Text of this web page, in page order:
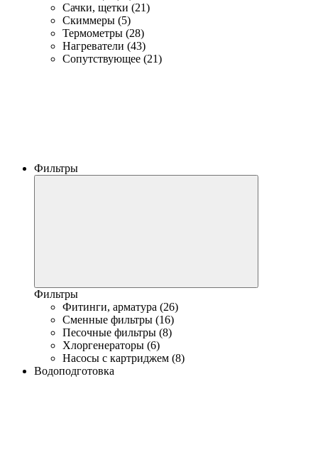
Сачки, щетки (21)
Скиммеры (5)
Термометры (28)
Нагреватели (43)
Сопутствующее (21)
Фильтры
Фильтры
Фитинги, арматура (26)
Сменные фильтры (16)
Песочные фильтры (8)
Хлоргенераторы (6)
Насосы с картриджем (8)
Водоподготовка